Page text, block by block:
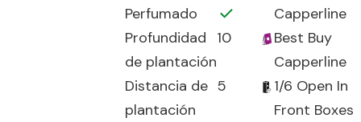
Perfumado
Profundidad
de plantación
10
Distancia de
plantación
5
Capperline
Best Buy
Capperline
1/6 Open In
Front Boxes